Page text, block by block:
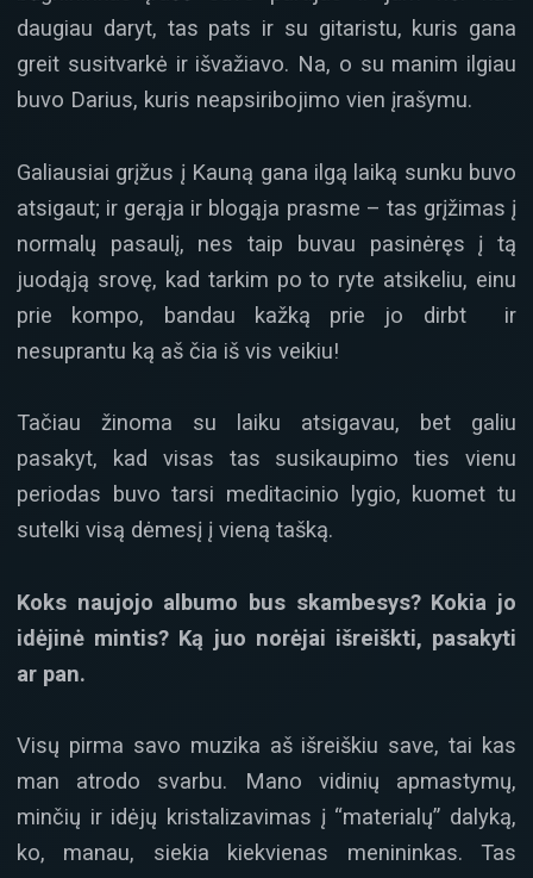
daugiau daryt, tas pats ir su gitaristu, kuris gana
greit susitvarkė ir išvažiavo. Na, o su manim ilgiau
buvo Darius, kuris neapsiribojimo vien įrašymu.
Galiausiai grįžus į Kauną gana ilgą laiką sunku buvo
atsigaut; ir gerąja ir blogąja prasme – tas grįžimas į
normalų pasaulį, nes taip buvau pasinėręs į tą
juodąją srovę, kad tarkim po to ryte atsikeliu, einu
prie kompo, bandau kažką prie jo dirbt ir
nesuprantu ką aš čia iš vis veikiu!
Tačiau žinoma su laiku atsigavau, bet galiu
pasakyt, kad visas tas susikaupimo ties vienu
periodas buvo tarsi meditacinio lygio, kuomet tu
sutelki visą dėmesį į vieną tašką.
Koks naujojo albumo bus skambesys? Kokia jo
idėjinė mintis? Ką juo norėjai išreiškti, pasakyti
ar pan.
Visų pirma savo muzika aš išreiškiu save, tai kas
man atrodo svarbu. Mano vidinių apmastymų,
minčių ir idėjų kristalizavimas į “materialų” dalyką,
ko, manau, siekia kiekvienas menininkas. Tas